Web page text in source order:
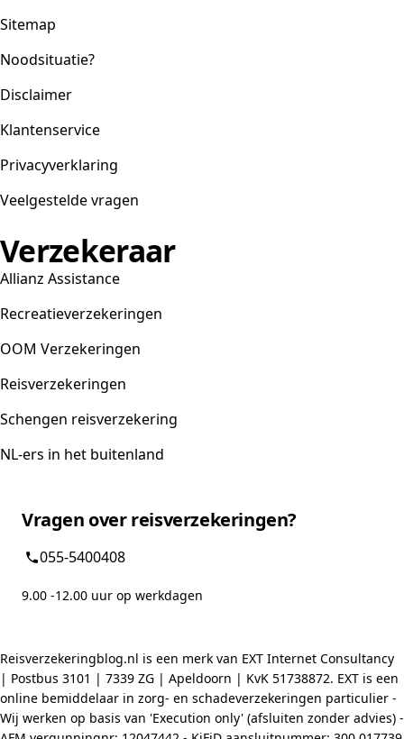
Sitemap
Noodsituatie?
Disclaimer
Klantenservice
Privacyverklaring
Veelgestelde vragen
Verzekeraar
Allianz Assistance
Recreatieverzekeringen
OOM Verzekeringen
Reisverzekeringen
Schengen reisverzekering
NL-ers in het buitenland
Vragen over reisverzekeringen?
055-5400408
9.00 -12.00 uur op werkdagen
Reisverzekeringblog.nl is een merk van EXT Internet Consultancy
| Postbus 3101 | 7339 ZG | Apeldoorn | KvK 51738872. EXT is een
online bemiddelaar in zorg- en schadeverzekeringen particulier -
Wij werken op basis van 'Execution only' (afsluiten zonder advies) -